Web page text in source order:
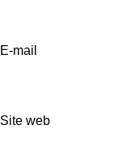
E-mail
Site web